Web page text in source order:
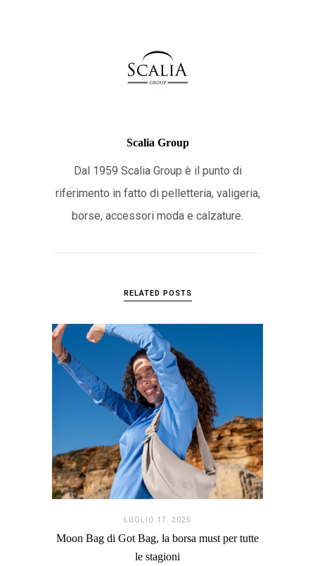
Scalia Group
Dal 1959 Scalia Group è il punto di
riferimento in fatto di pelletteria, valigeria,
borse, accessori moda e calzature.
RELATED POSTS
LUGLIO 17. 2025
Moon Bag di Got Bag, la borsa must per tutte
le stagioni